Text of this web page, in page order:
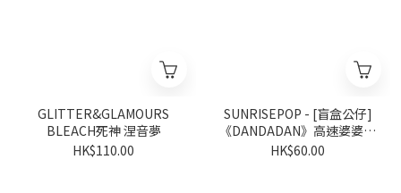
GLITTER&GLAMOURS
BLEACH死神 涅音夢
HK$110.00
SUNRISEPOP - [盲盒公仔]
《DANDADAN》高速婆婆達
摩盲盒擺設 第二彈 金屬色
HK$60.00